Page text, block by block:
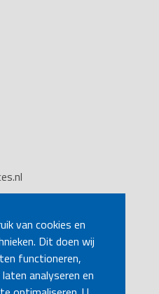
van cookies en
Dit doen wij
functioneren,
analyseren en